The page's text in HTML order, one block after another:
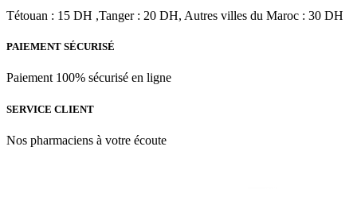
د.م.95.00.
Tétouan : 15 DH ,Tanger : 20 DH, Autres villes du Maroc : 30 DH
PAIEMENT SÉCURISÉ
Paiement 100% sécurisé en ligne
SERVICE CLIENT
Nos pharmaciens à votre écoute